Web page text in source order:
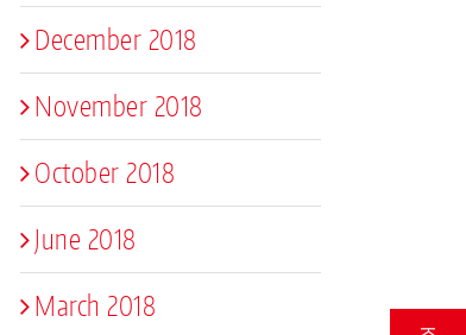
December 2018
November 2018
October 2018
June 2018
March 2018